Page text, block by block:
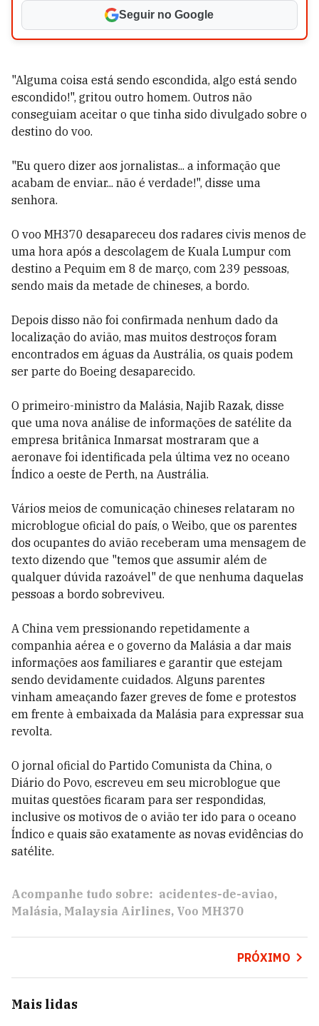
Seguir no Google
"Alguma coisa está sendo escondida, algo está sendo
escondido!", gritou outro homem. Outros não
conseguiam aceitar o que tinha sido divulgado sobre o
destino do voo.
"Eu quero dizer aos jornalistas... a informação que
acabam de enviar... não é verdade!", disse uma
senhora.
O voo MH370 desapareceu dos radares civis menos de
uma hora após a descolagem de Kuala Lumpur com
destino a Pequim em 8 de março, com 239 pessoas,
sendo mais da metade de chineses, a bordo.
Depois disso não foi confirmada nenhum dado da
localização do avião, mas muitos destroços foram
encontrados em águas da Austrália, os quais podem
ser parte do Boeing desaparecido.
O primeiro-ministro da Malásia, Najib Razak, disse
que uma nova análise de informações de satélite da
empresa britânica Inmarsat mostraram que a
aeronave foi identificada pela última vez no oceano
Índico a oeste de Perth, na Austrália.
Vários meios de comunicação chineses relataram no
microblogue oficial do país, o Weibo, que os parentes
dos ocupantes do avião receberam uma mensagem de
texto dizendo que "temos que assumir além de
qualquer dúvida razoável" de que nenhuma daquelas
pessoas a bordo sobreviveu.
A China vem pressionando repetidamente a
companhia aérea e o governo da Malásia a dar mais
informações aos familiares e garantir que estejam
sendo devidamente cuidados. Alguns parentes
vinham ameaçando fazer greves de fome e protestos
em frente à embaixada da Malásia para expressar sua
revolta.
O jornal oficial do Partido Comunista da China, o
Diário do Povo, escreveu em seu microblogue que
muitas questões ficaram para ser respondidas,
inclusive os motivos de o avião ter ido para o oceano
Índico e quais são exatamente as novas evidências do
satélite.
Acompanhe tudo sobre: acidentes-de-aviao
Malásia Malaysia Airlines Voo MH370
PRÓXIMO
Mais lidas